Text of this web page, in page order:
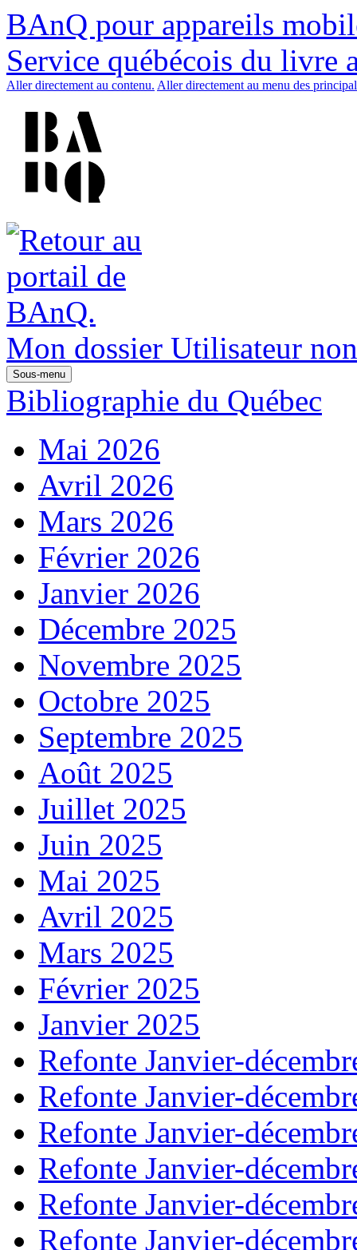
BAnQ pour appareils
Service québécois du livre
Aller directement au contenu. Aller directement au menu des
Mon dossier Utilisateur
Sous-menu
Bibliographie du Québec
Mai 2026
Avril 2026
Mars 2026
Février 2026
Janvier 2026
Décembre 2025
Novembre 2025
Octobre 2025
Septembre 2025
Août 2025
Juillet 2025
Juin 2025
Mai 2025
Avril 2025
Mars 2025
Février 2025
Janvier 2025
Refonte Janvier-
Refonte Janvier-
Refonte Janvier-
Refonte Janvier-
Refonte Janvier-
Refonte Janvier-